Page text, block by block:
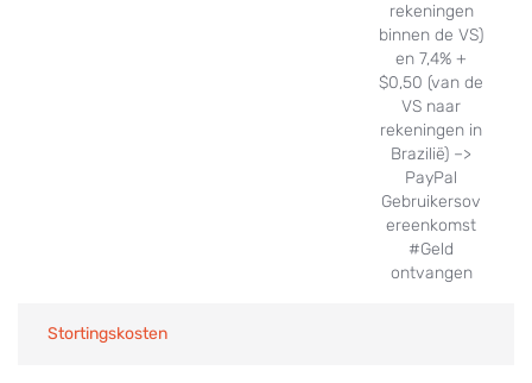
rekeningen
binnen de VS)
en 7,4% +
$0,50 (van de
VS naar
rekeningen in
Brazilië) –>
PayPal
Gebruikersov
ereenkomst
#Geld
ontvangen
Stortingskosten